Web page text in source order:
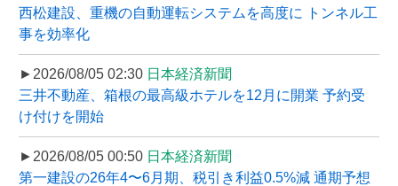
西松建設、重機の自動運転システムを高度に トンネル工
事を効率化
►2026/08/05 02:30 日本経済新聞
三井不動産、箱根の最高級ホテルを12月に開業 予約受
け付けを開始
►2026/08/05 00:50 日本経済新聞
第一建設の26年4〜6月期、税引き利益0.5%減 通期予想